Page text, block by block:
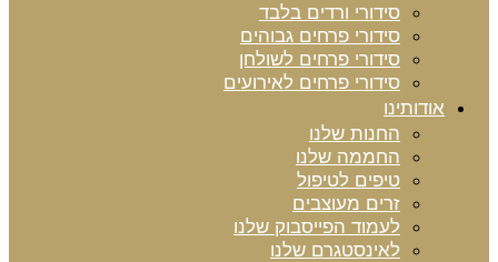
סידורי ורדים בלבד
סידורי פרחים גבוהים
סידורי פרחים לשולחן
סידורי פרחים לאירועים
אודותינו
החנות שלנו
החממה שלנו
טיפים לטיפול
זרים מעוצבים
לעמוד הפייסבוק שלנו
לאינסטגרם שלנו